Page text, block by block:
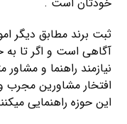
ثبت برند مطابق دیگر
آگاهی است و اگر تا به
نیازمند راهنما و
افتخار مشاورین مجرب
این حوزه راهنمایی